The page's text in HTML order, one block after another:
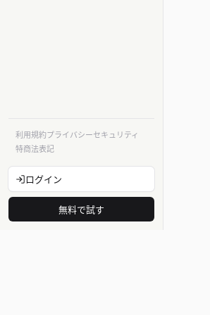
利用規約プライバシーセキュリティ
特商法表記
ログイン
無料で試す